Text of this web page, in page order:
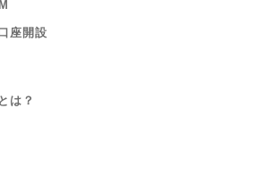
座開設
は？